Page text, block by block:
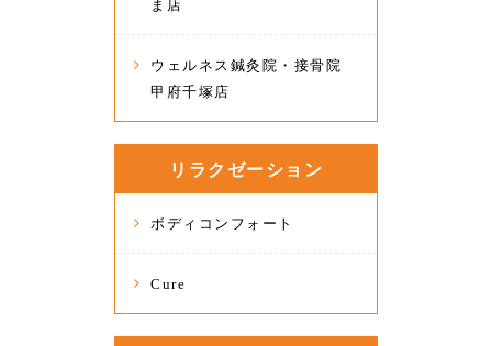
ま店
ウェルネス鍼灸院・接骨院
甲府千塚店
リラクゼーション
ボディコンフォート
Cure